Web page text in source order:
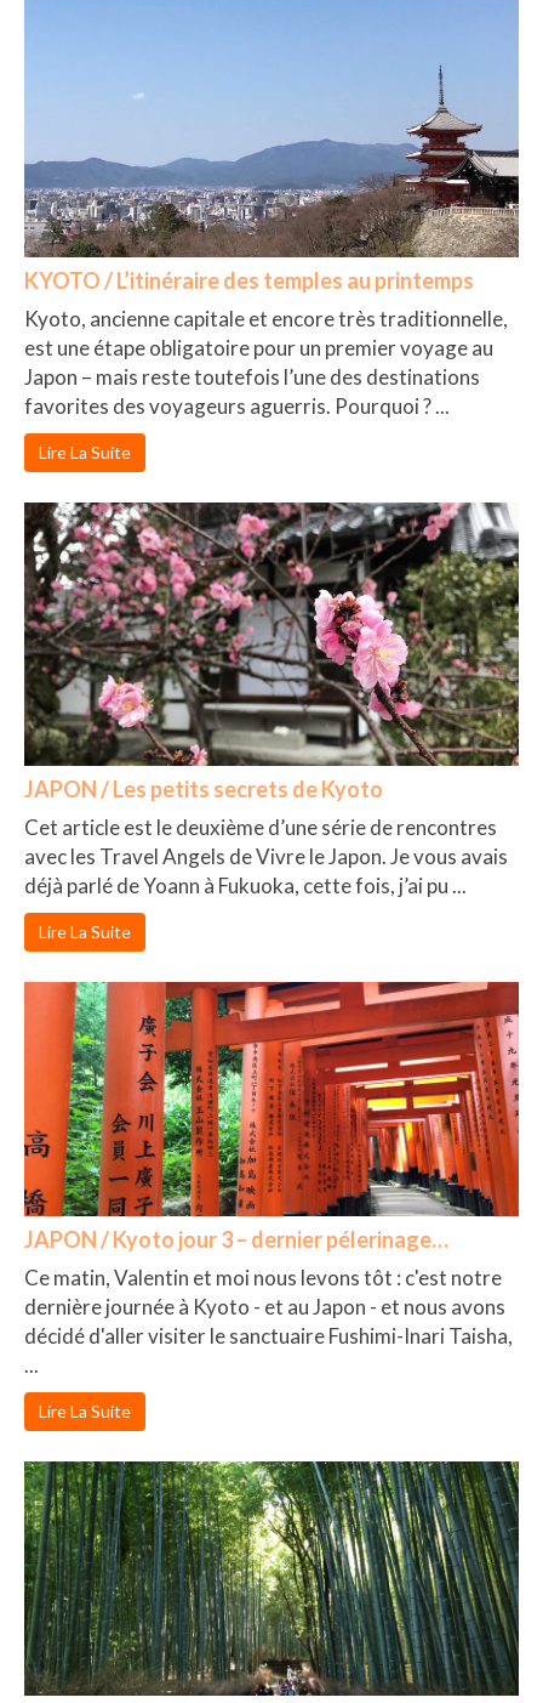
KYOTO / L’itinéraire des temples au printemps
Kyoto, ancienne capitale et encore très traditionnelle,
est une étape obligatoire pour un premier voyage au
Japon – mais reste toutefois l’une des destinations
favorites des voyageurs aguerris. Pourquoi ? ...
Lire La Suite
JAPON / Les petits secrets de Kyoto
Cet article est le deuxième d’une série de rencontres
avec les Travel Angels de Vivre le Japon. Je vous avais
déjà parlé de Yoann à Fukuoka, cette fois, j’ai pu ...
Lire La Suite
JAPON / Kyoto jour 3 – dernier pélerinage…
Ce matin, Valentin et moi nous levons tôt : c'est notre
dernière journée à Kyoto - et au Japon - et nous avons
décidé d'aller visiter le sanctuaire Fushimi-Inari Taisha,
...
Lire La Suite